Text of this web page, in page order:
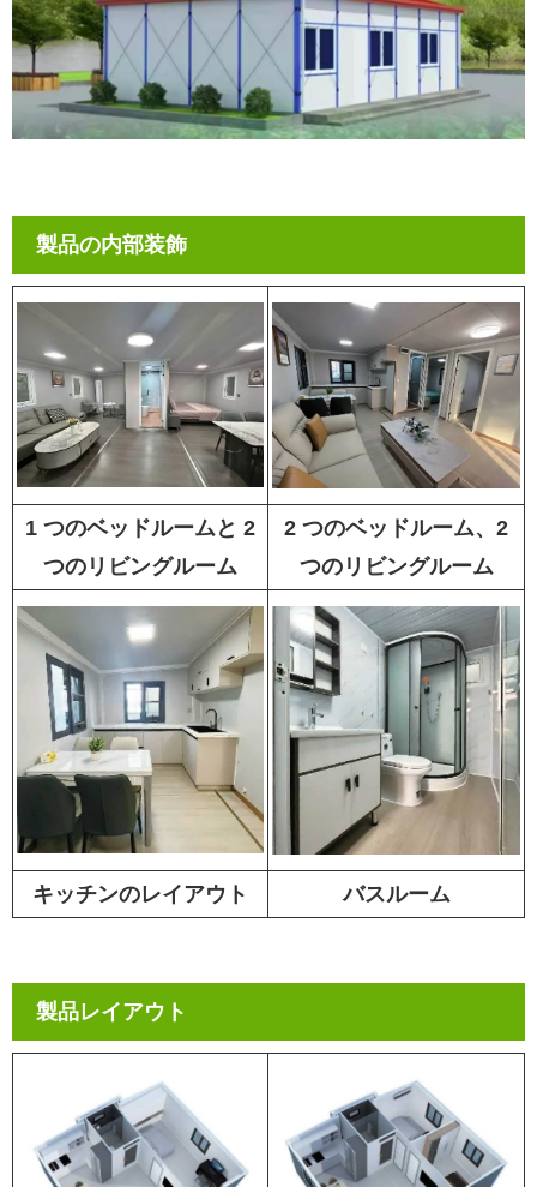
製品の内部装飾
1 つのベッドルームと 2
つのリビングルーム
2 つのベッドルーム、2
つのリビングルーム
キッチンのレイアウト バスルーム
製品レイアウト